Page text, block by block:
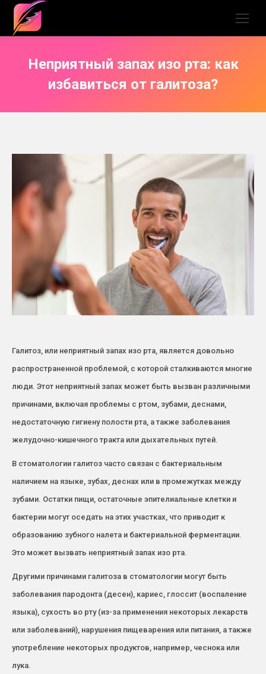
Неприятный запах изо рта: как
избавиться от галитоза?
Галитоз, или неприятный запах изо рта, является довольно
распространенной проблемой, с которой сталкиваются многие
люди. Этот неприятный запах может быть вызван различными
причинами, включая проблемы с ртом, зубами, деснами,
недостаточную гигиену полости рта, а также заболевания
желудочно-кишечного тракта или дыхательных путей.
В стоматологии галитоз часто связан с бактериальным
наличием на языке, зубах, деснах или в промежутках между
зубами. Остатки пищи, остаточные эпителиальные клетки и
бактерии могут оседать на этих участках, что приводит к
образованию зубного налета и бактериальной ферментации.
Это может вызвать неприятный запах изо рта.
Другими причинами галитоза в стоматологии могут быть
заболевания пародонта (десен), кариес, глоссит (воспаление
языка), сухость во рту (из-за применения некоторых лекарств
или заболеваний), нарушения пищеварения или питания, а также
употребление некоторых продуктов, например, чеснока или
лука.